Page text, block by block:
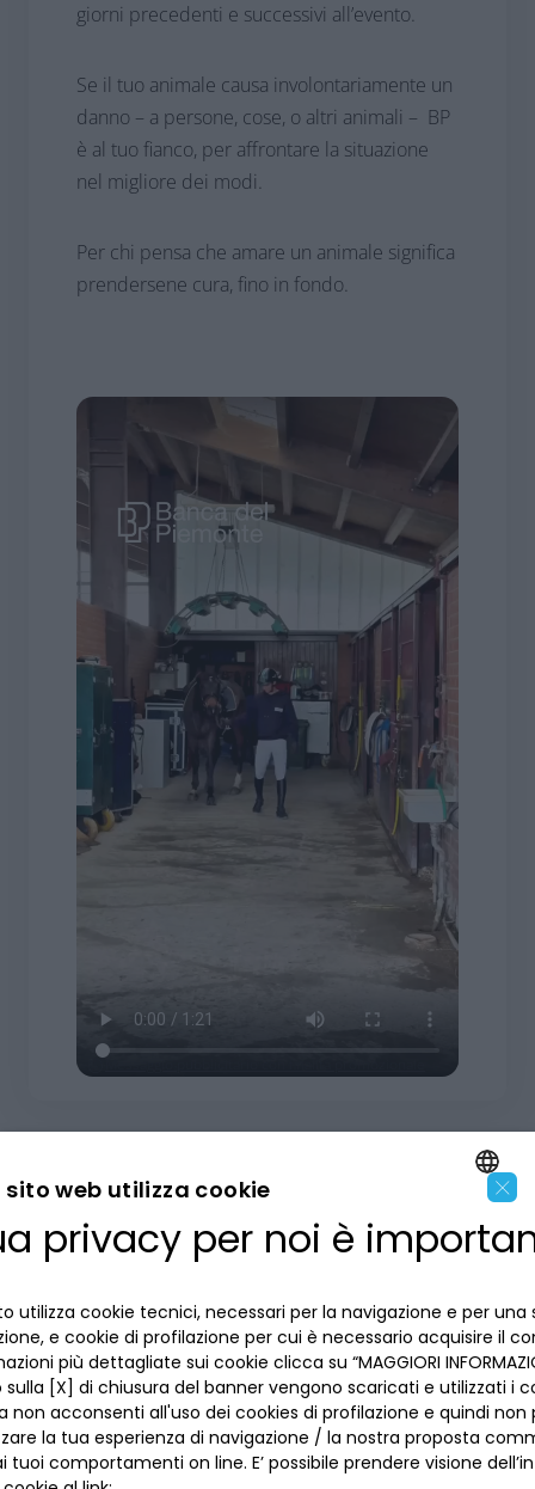
giorni precedenti e successivi all’evento.
Se il tuo animale causa involontariamente un
danno – a persone, cose, o altri animali – BP
è al tuo fianco, per affrontare la situazione
nel migliore dei modi.
Per chi pensa che amare un animale significa
prendersene cura, fino in fondo.
Messaggio pubblicitario con finalità promozionale
LA BANCA
Dove siamo
Lavora con noi
Reclami
INFORMAZIONI PER IL CLIENTE
Privacy
La tua scelta sui cookies
Informativa al pubblico
ACCESSIBILITÀ E APP
SEGUICI SUI SOCIAL
ENGLISH
×
sito web utilizza cookie
privacy per noi è
utilizza cookie tecnici, necessari per la navigazione e per una
e cookie di profilazione per cui è necessario acquisire il
più dettagliate sui cookie clicca su “MAGGIORI
[X] di chiusura del banner vengono scaricati e utilizzati i
non acconsenti all'uso dei cookies di profilazione e quindi non
la tua esperienza di navigazione / la nostra proposta
tuoi comportamenti on line. E’ possibile prendere visione